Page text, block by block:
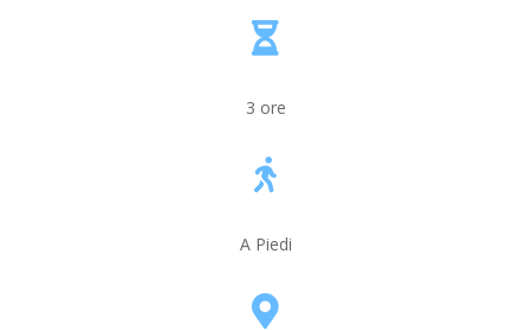

3 ore

A Piedi
